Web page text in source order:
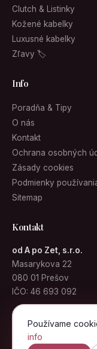
Používame
info
Clutch & Listinky
Kožené kabelky
Luxusné kabelky
Zľavy 🏷
Info
Poradňa & Tipy
O nás
Kontakt
Ochrana osobných
Zásady cookies
Podmienky
Sitemap
Kontakt
od A po Zet, s.r.o.
Masarykova 22
080 01 Prešov
IČO: 46 693 092
info@kabelky.sk